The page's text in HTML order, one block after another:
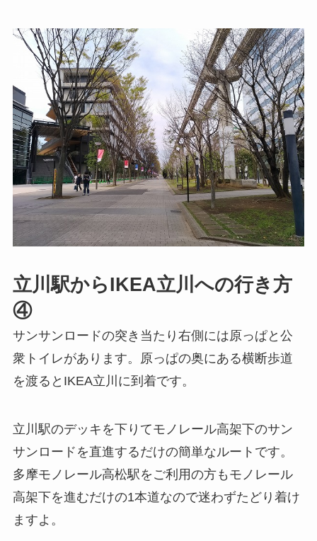
立川駅からIKEA立川への行き方
④
サンサンロードの突き当たり右側には原っぱと公
衆トイレがあります。原っぱの奥にある横断歩道
を渡るとIKEA立川に到着です。
立川駅のデッキを下りてモノレール高架下のサン
サンロードを直進するだけの簡単なルートです。
多摩モノレール高松駅をご利用の方もモノレール
高架下を進むだけの1本道なので迷わずたどり着け
ますよ。